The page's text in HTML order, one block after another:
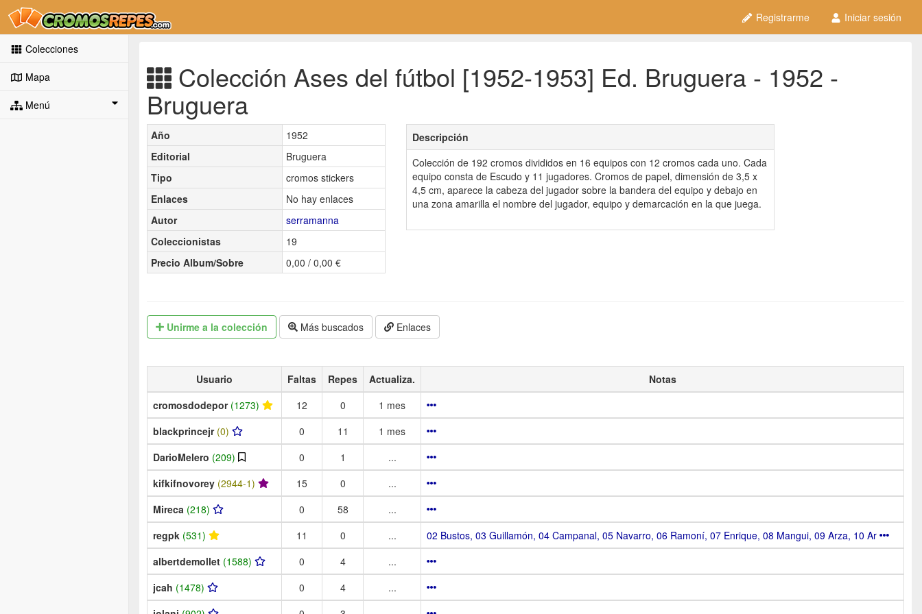
Registrarme Iniciar sesión
Colecciones
Mapa
Menú
Colección Ases del fútbol [1952-1953] Ed. Bruguera - 1952 -
Bruguera
Año
1952
Editorial
Bruguera
Tipo
cromos stickers
Enlaces
No hay enlaces
Autor
serramanna
Coleccionistas
19
Precio Album/Sobre
0,00 / 0,00 €
Descripción
Colección de 192 cromos divididos en 16 equipos con 12 cromos cada uno. Cada
equipo consta de Escudo y 11 jugadores. Cromos de papel, dimensión de 3,5 x
4,5 cm, aparece la cabeza del jugador sobre la bandera del equipo y debajo en
una zona amarilla el nombre del jugador, equipo y demarcación en la que juega.
Unirme a la colección Más buscados Enlaces
Usuario Faltas Repes Actualiza.
Notas
cromosdodepor (1273) 12 0
1 mes
blackprincejr (0) 0 11
1 mes
DarioMelero (209) 0 1
...
kifkifnovorey (2944-1) 15 0
...
Mireca (218) 0 58
...
regpk (531) 11 0 ...
02 Bustos, 03 Guillamón, 04 Campanal, 05 Navarro, 06 Ramoní, 07 Enrique, 08 Mangui, 09 Arza, 10 Ar
albertdemollet (1588) 0 4
...
jcah (1478) 0 4
...